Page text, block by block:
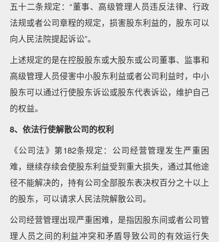
五十二条规定：“董事、高级管理人员违反法律、行政
法规或者公司章程的规定，损害股东利益的，股东可以
向人民法院提起诉讼”。
上述规定的是在控股股东或大股东或公司董事、监事和
高级管理人员侵害中小股东利益或者公司利益时，中小
股东可以通过行使股东诉讼或股东代表诉讼，维护自己
的权益。
8、依法行使解散公司的权利
《公司法》第182条规定：公司经营管理发生严重困
难，继续存续会使股东利益受到重大损失，通过其他途
径不能解决的，持有公司全部股东表决权百分之十以上
的股东，可以请求人民法院解散公司。
公司经营管理出现严重困难，是指因股东间或者公司管
理人员之间的利益冲突和矛盾导致公司的有效运行失